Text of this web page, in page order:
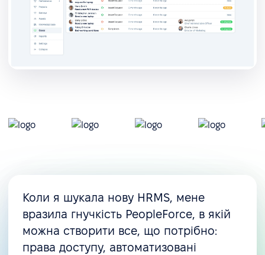
Коли я шукала нову HRMS, мене
вразила гнучкість PeopleForce, в якій
можна створити все, що потрібно:
права доступу, автоматизовані